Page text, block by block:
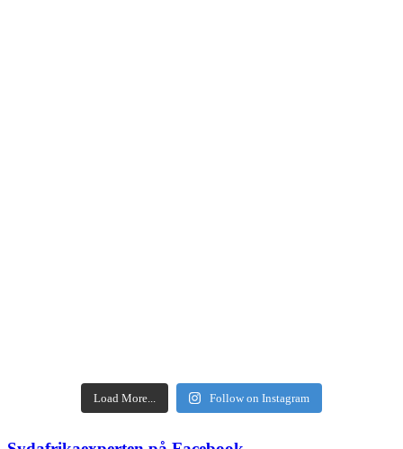
Load More... Follow on Instagram